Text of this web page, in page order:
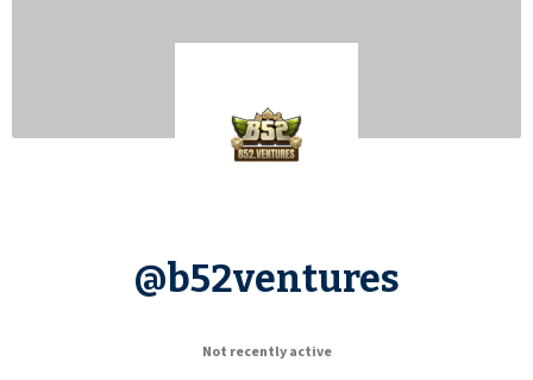
@b52ventures
Not recently active